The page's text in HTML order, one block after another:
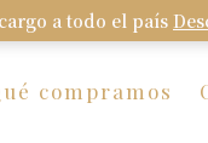
a todo el país
compramos